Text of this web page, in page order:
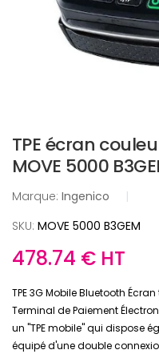
TPE écran
MOVE 5000
sans contact
Marque: Ingenico
|
SKU: MOVE 5000 B3GEM
478.74 € HT
TPE 3G Mobile Bluetooth
Terminal de Paiement
un "TPE mobile" qui dispose
équipé d'une double